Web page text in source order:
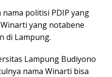
politisi PDIP yang
yang notabene
di Lampung.
Lampung Budiyono
nama Winarti bisa